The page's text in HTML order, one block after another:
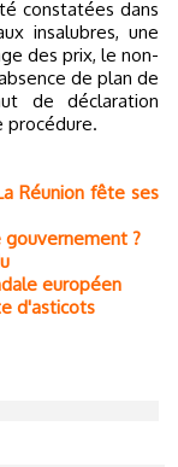
constatées dans
insalubres, une
des prix, le non-
de plan de
de déclaration
procédure.
Réunion fête ses
gouvernement ?
européen
d'asticots